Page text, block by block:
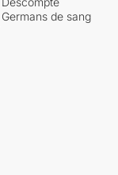
Germans de sang